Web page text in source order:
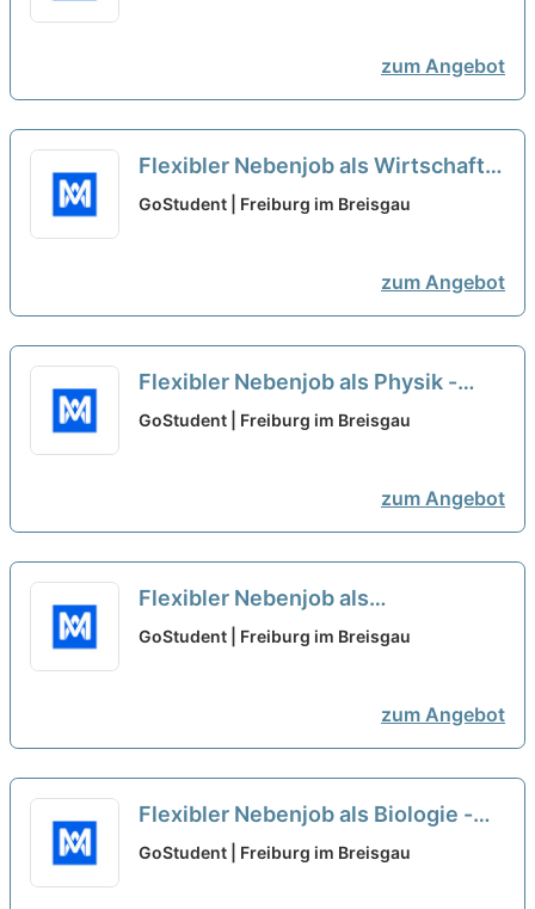
zum Angebot
Flexibler Nebenjob als Wirtschaft -
Nachhilfelehrer*in (w/m/d)
GoStudent | Freiburg im Breisgau
zum Angebot
Flexibler Nebenjob als Physik -
Nachhilfelehrer*in (w/m/d)
GoStudent | Freiburg im Breisgau
zum Angebot
Flexibler Nebenjob als
Rechnungswesen -
GoStudent | Freiburg im Breisgau
zum Angebot
Flexibler Nebenjob als Biologie -
Nachhilfelehrer*in (w/m/d)
GoStudent | Freiburg im Breisgau